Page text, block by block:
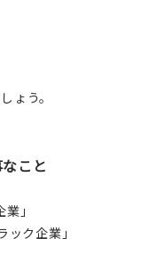
ょう。
こと
」
ク企業」